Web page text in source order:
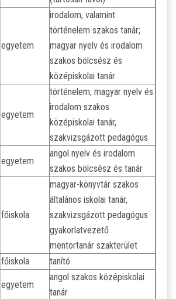
egyetem
irodalom, valamint
történelem szakos tanár;
magyar nyelv és irodalom
szakos bölcsész és
középiskolai tanár
egyetem
történelem, magyar nyelv és
irodalom szakos
középiskolai tanár,
szakvizsgázott pedagógus
egyetem
angol nyelv és irodalom
szakos bölcsész és tanár
főiskola
magyar-könyvtár szakos
általános iskolai tanár,
szakvizsgázott pedagógus
gyakorlatvezető
mentortanár szakterület
főiskola tanító
egyetem
angol szakos középiskolai
tanár